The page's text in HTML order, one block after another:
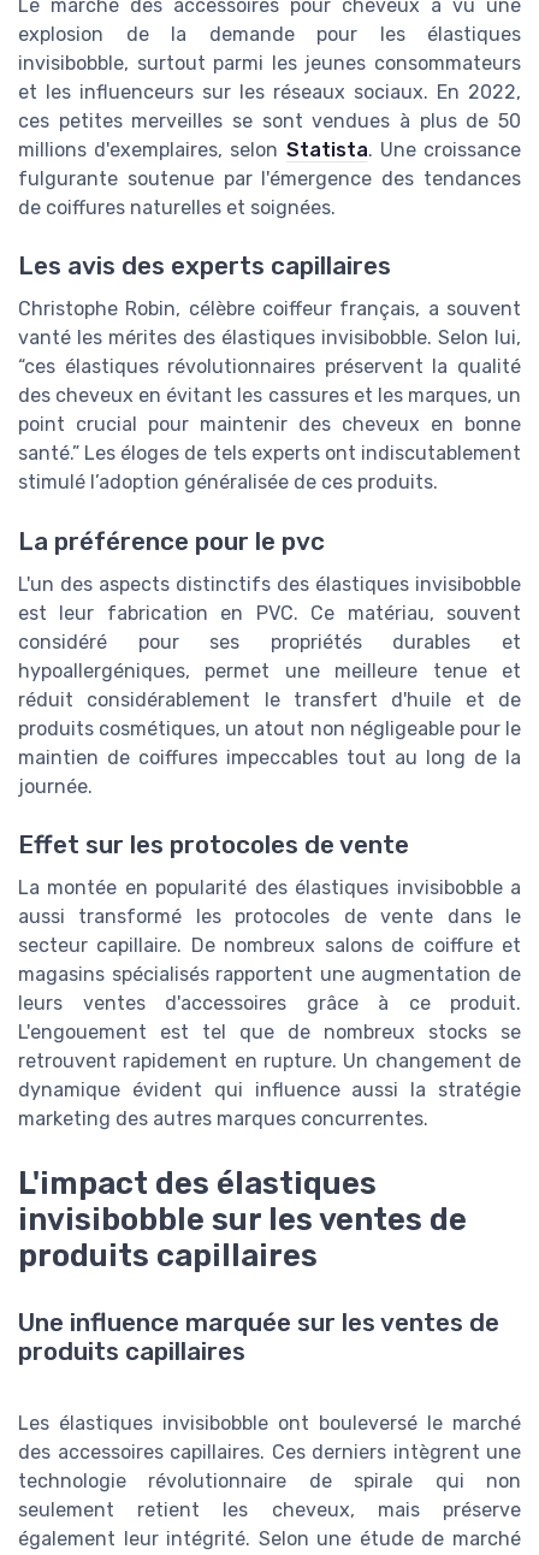
Le marché des accessoires pour cheveux a vu une
explosion de la demande pour les élastiques
invisibobble, surtout parmi les jeunes consommateurs
et les influenceurs sur les réseaux sociaux. En 2022,
ces petites merveilles se sont vendues à plus de 50
millions d'exemplaires, selon Statista. Une croissance
fulgurante soutenue par l'émergence des tendances
de coiffures naturelles et soignées.
Les avis des experts capillaires
Christophe Robin, célèbre coiffeur français, a souvent
vanté les mérites des élastiques invisibobble. Selon lui,
“ces élastiques révolutionnaires préservent la qualité
des cheveux en évitant les cassures et les marques, un
point crucial pour maintenir des cheveux en bonne
santé.” Les éloges de tels experts ont indiscutablement
stimulé l’adoption généralisée de ces produits.
La préférence pour le pvc
L'un des aspects distinctifs des élastiques invisibobble
est leur fabrication en PVC. Ce matériau, souvent
considéré pour ses propriétés durables et
hypoallergéniques, permet une meilleure tenue et
réduit considérablement le transfert d'huile et de
produits cosmétiques, un atout non négligeable pour le
maintien de coiffures impeccables tout au long de la
journée.
Effet sur les protocoles de vente
La montée en popularité des élastiques invisibobble a
aussi transformé les protocoles de vente dans le
secteur capillaire. De nombreux salons de coiffure et
magasins spécialisés rapportent une augmentation de
leurs ventes d'accessoires grâce à ce produit.
L'engouement est tel que de nombreux stocks se
retrouvent rapidement en rupture. Un changement de
dynamique évident qui influence aussi la stratégie
marketing des autres marques concurrentes.
L'impact des élastiques
invisibobble sur les ventes de
produits capillaires
Une influence marquée sur les ventes de
produits capillaires
Les élastiques invisibobble ont bouleversé le marché
des accessoires capillaires. Ces derniers intègrent une
technologie révolutionnaire de spirale qui non
seulement retient les cheveux, mais préserve
également leur intégrité. Selon une étude de marché